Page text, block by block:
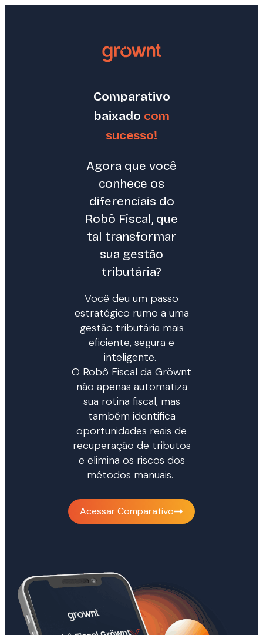
Comparativo
baixado com
sucesso!
Agora que você
conhece os
diferenciais do
Robô Fiscal, que
tal transformar
sua gestão
tributária?
Você deu um passo
estratégico rumo a uma
gestão tributária mais
eficiente, segura e
inteligente.
O Robô Fiscal da Gröwnt
não apenas automatiza
sua rotina fiscal, mas
também identifica
oportunidades reais de
recuperação de tributos
e elimina os riscos dos
métodos manuais.
Acessar Comparativo